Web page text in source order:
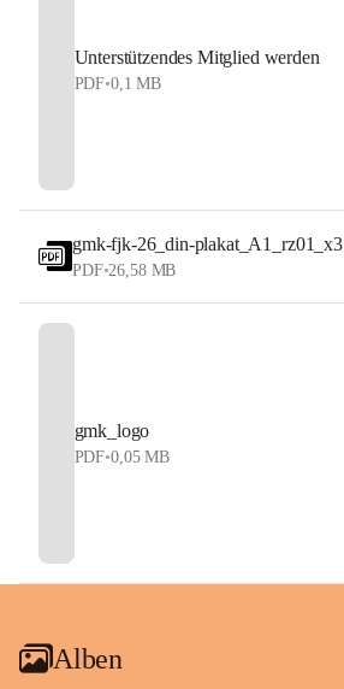
Unterstützendes Mitglied werden
PDF•0,1 MB
gmk-fjk-26_din-plakat_A1_rz01_x3
PDF•26,58 MB
gmk_logo
PDF•0,05 MB
Alben